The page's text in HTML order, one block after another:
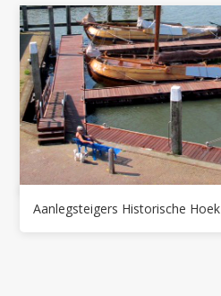
Aanlegsteigers Historische Hoek